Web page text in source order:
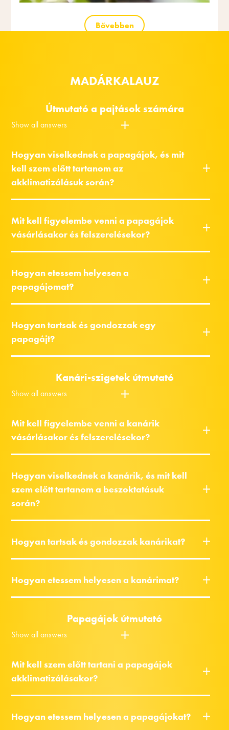
Bővebben
MADÁRKALAUZ
Útmutató a pajtások számára
Show all answers
Hogyan viselkednek a papagájok, és mit
kell szem előtt tartanom az
akklimatizálásuk során?
Mit kell figyelembe venni a papagájok
vásárlásakor és felszerelésekor?
Hogyan etessem helyesen a
papagájomat?
Hogyan tartsak és gondozzak egy
papagájt?
Kanári-szigetek útmutató
Show all answers
Mit kell figyelembe venni a kanárik
vásárlásakor és felszerelésekor?
Hogyan viselkednek a kanárik, és mit kell
szem előtt tartanom a beszoktatásuk
során?
Hogyan tartsak és gondozzak kanárikat?
Hogyan etessem helyesen a kanárimat?
Papagájok útmutató
Show all answers
Mit kell szem előtt tartani a papagájok
akklimatizálásakor?
Hogyan etessem helyesen a papagájokat?